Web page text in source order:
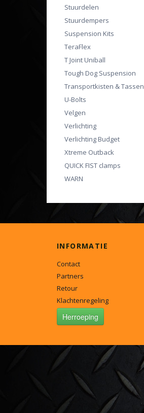
Stuurdelen
Stuurdempers
Suspension Kits
TeraFlex
T Joint Uniball
Tough Dog Suspension
Transportkisten & Tassen
U-Bolts
Velgen
Verlichting
Verlichting Budget
Xtreme Outback
QUICK FIST clamps
WARN
INFORMATIE
Contact
Partners
Retour
Klachtenregeling
Herroeping